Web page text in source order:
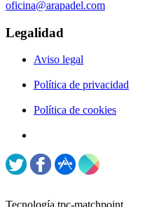
oficina@arapadel.com
Legalidad
Aviso legal
Política de privacidad
Política de cookies